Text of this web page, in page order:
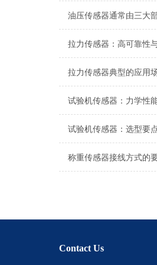
油压传感器通常由三大
拉力传感器典型的应用
称重传感器接线方式的
Contact Us